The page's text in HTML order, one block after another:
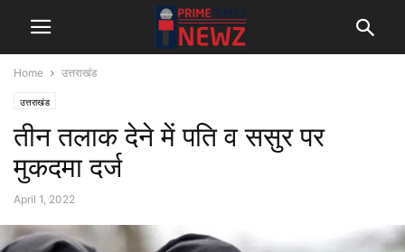
Home उत्तराखंड
उत्तराखंड
तीन तलाक देने में पति व ससुर पर
मुकदमा दर्ज
April 1, 2022